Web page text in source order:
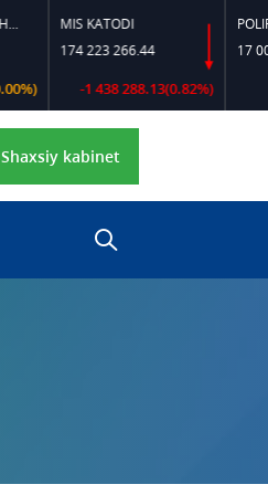
MIS KATODI
174 223 266.44
-1 438 288.13(0.82%)
17 000
Shaxsiy kabinet